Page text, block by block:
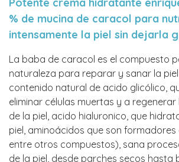
Potente crema hidratante
% de mucina de caracol para
intensamente la piel sin dejarla
La baba de caracol es el compuesto
naturaleza para reparar y sanar la
contenido natural de acido glicólico,
eliminar células muertas y a
de la piel, acido hialuronico, que
piel, aminoácidos que son formadores
entre otros compuestos), sana
de la piel, desde parches secos hasta